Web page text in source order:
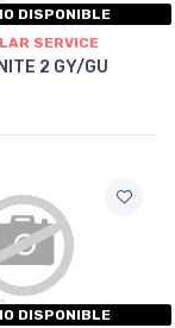
DISPONIBLE
SERVICE
2 GY/GU
DISPONIBLE